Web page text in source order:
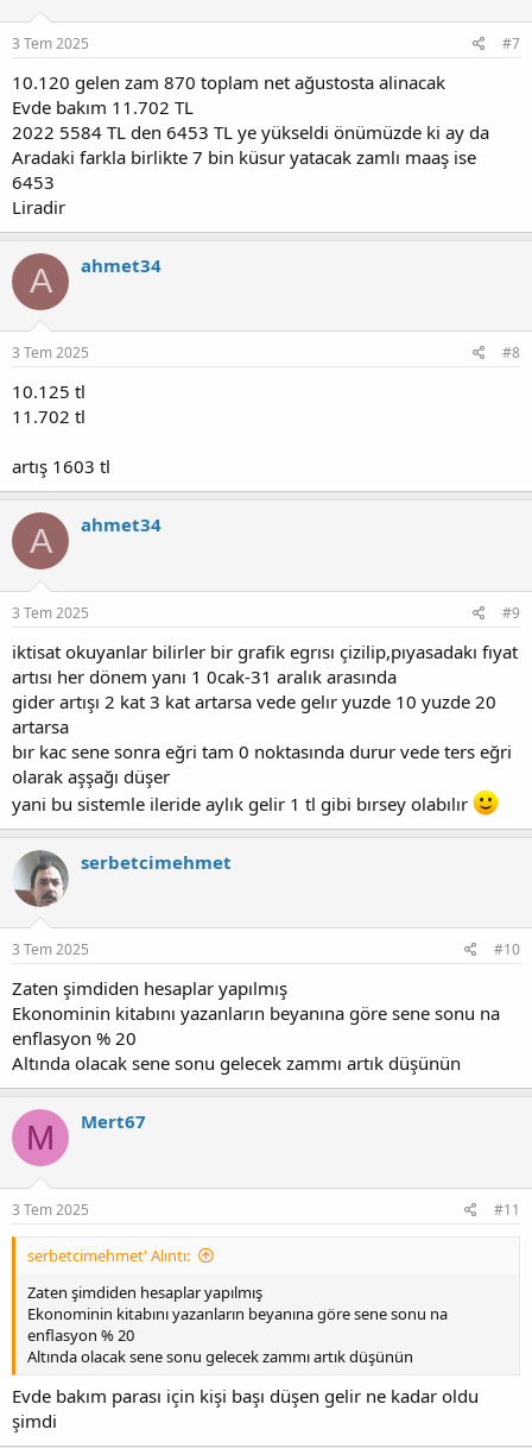
3 Tem 2025 #7
10.120 gelen zam 870 toplam net ağustosta alinacak
Evde bakım 11.702 TL
2022 5584 TL den 6453 TL ye yükseldi önümüzde ki ay da
Aradaki farkla birlikte 7 bin küsur yatacak zamlı maaş ise
6453
Liradir
A ahmet34
3 Tem 2025 #8
10.125 tl
11.702 tl
artış 1603 tl
A ahmet34
3 Tem 2025 #9
iktisat okuyanlar bilirler bir grafik egrısı çizilip,pıyasadakı fıyat
artısı her dönem yanı 1 0cak-31 aralık arasında
gider artışı 2 kat 3 kat artarsa vede gelır yuzde 10 yuzde 20
artarsa
bır kac sene sonra eğri tam 0 noktasında durur vede ters eğri
olarak aşşağı düşer
yani bu sistemle ileride aylık gelir 1 tl gibi bırsey olabılır
serbetcimehmet
3 Tem 2025 #10
Zaten şimdiden hesaplar yapılmış
Ekonominin kitabını yazanların beyanına göre sene sonu na
enflasyon % 20
Altında olacak sene sonu gelecek zammı artık düşünün
M Mert67
3 Tem 2025 #11
serbetcimehmet' Alıntı:
Zaten şimdiden hesaplar yapılmış
Ekonominin kitabını yazanların beyanına göre sene sonu na
enflasyon % 20
Altında olacak sene sonu gelecek zammı artık düşünün
Evde bakım parası için kişi başı düşen gelir ne kadar oldu
şimdi